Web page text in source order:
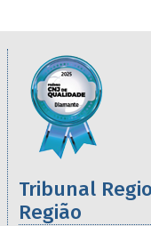
Informações
Imagem
Tribunal
Região